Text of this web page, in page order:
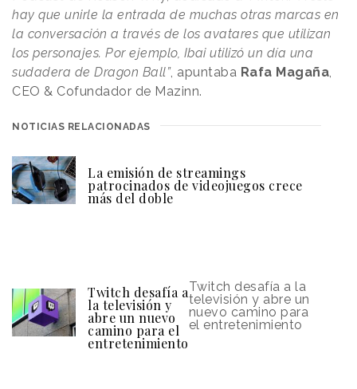
hay que unirle la entrada de muchas otras marcas en
la conversación a través de los avatares que utilizan
los personajes. Por ejemplo, Ibai utilizó un día una
sudadera de Dragon Ball”, apuntaba Rafa Magaña
CEO & Cofundador de Mazinn.
NOTICIAS RELACIONADAS
La emisión de streamings
patrocinados de videojuegos crece
más del doble
Twitch desafía a
la televisión y
abre un nuevo
camino para el
entretenimiento
Twitch desafía a la
televisión y abre un
nuevo camino para
el entretenimiento